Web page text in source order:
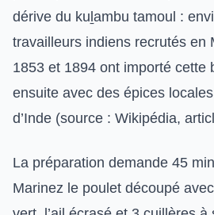
dérive du kuḻambu tamoul :
travailleurs indiens recrutés en
1853 et 1894 ont importé cette
ensuite avec des épices
d’Inde (source : Wikipédia,
La préparation demande 45
Marinez le poulet découpé